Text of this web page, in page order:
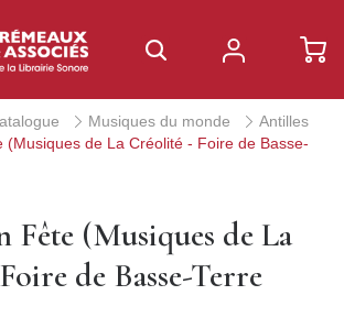
Musiques du monde
Antilles
(Musiques de La Créolité - Foire de Basse-
Fête (Musiques de La
de Basse-Terre